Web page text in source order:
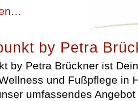
by Petra
by Petra Brückner ist
und Fußpflege in
umfassendes